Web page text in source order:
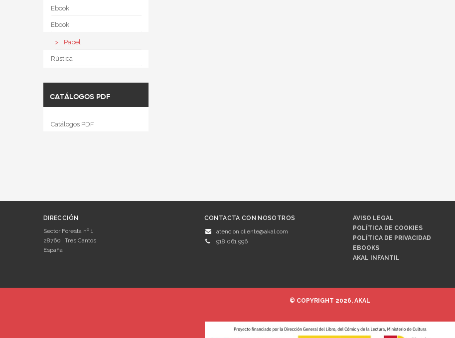
Ebook
Ebook
Papel
Rústica
CATÁLOGOS PDF
Catálogos PDF
DIRECCIÓN
Sector Foresta nº 1
28760
Tres Cantos
España
CONTACTA CON NOSOTROS
atencion.cliente@akal.com
918 061 996
AVISO LEGAL
POLÍTICA DE COOKIES
POLÍTICA DE PRIVACIDAD
EBOOKS
AKAL INFANTIL
© COPYRIGHT 2026, AKAL